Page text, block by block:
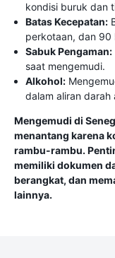
kondisi buruk dan
Batas Kecepatan:
perkotaan, dan 90
Sabuk Pengaman:
saat mengemudi.
Alkohol:
dalam aliran darah
Mengemudi di
menantang karena
rambu-rambu.
memiliki dokumen
berangkat, dan
lainnya.